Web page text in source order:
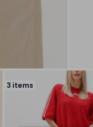
3 items